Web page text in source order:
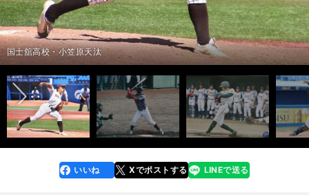
photo by Ohtomo Yoshiyuki
記事を読む＞東大の強肩捕手に巨人スカウトも熱視線。「六大学ナンバー
ワン」の声も
京都国際・森下瑠大
photo by Ohtomo Yoshiyuki
記事を読む＞山本昌が夏の甲子園12人の好投手を診断
明徳義塾・吉村優聖歩
photo by Ohtomo Yoshiyuki
記事を読む＞山本昌が夏の甲子園12人の好投手を診断
photo by Kikuchi Takahiro
記事を読む＞怪物・佐々木麟太郎だけじゃない。神宮大会で見逃せない
2022年のアマチュア球界を賑わせる大学・高校の逸材たち
photo by Kikuchi Takahiro
記事を読む＞怪物・佐々木麟太郎だけじゃない。神宮大会で見逃せない
2022年のアマチュア球界を賑わせる大学・高校の逸材たち
photo by Kikuchi Takahiro
記事を読む＞怪物・佐々木麟太郎だけじゃない。神宮大会で見逃せない
2022年のアマチュア球界を賑わせる大学・高校の逸材たち
photo by Kikuchi Takahiro
記事を読む＞怪物・佐々木麟太郎だけじゃない。神宮大会で見逃せない
2022年のアマチュア球界を賑わせる大学・高校の逸材たち
photo by Ohtomo Yoshiyuki
記事を読む＞神宮大会で評価が上昇した５人の逸材。ドラフト候補へさら
ならパワーアップに期待
photo by Ohtomo Yoshiyuki
記事を読む＞神宮大会で評価が上昇した５人の逸材。ドラフト候補へさら
ならパワーアップに期待
photo by Ohtomo Yoshiyuki
記事を読む＞神宮大会で評価が上昇した５人の逸材。ドラフト候補へさら
ならパワーアップに期待
photo by Ohtomo Yoshiyuki
記事を読む＞神宮大会で評価が上昇した５人の逸材。ドラフト候補へさら
ならパワーアップに期待
photo by kyodo News
記事を読む＞奥川恭伸、佐々木朗希の世代からまた好投手。元広陵の右腕
が脅威の完成度でドラフト上位候補に急浮上
photo by Ohtomo Yoshiyuki
記事を読む＞甲子園を沸かせた巨漢投手がついに本格化。195センチから
の速球で大学球界の精鋭たちを圧倒
photo by Ohtomo Yoshiyuki
記事を読む＞大学トップクラスの「二刀流」で話題。日体大・矢澤宏太
「投手でも野手でもドラフト１位レベルを目指す」
photo by Ohtomo Yoshiyuki
記事を読む＞これほどの投手がなぜ大学では無名だったのか。都市対抗で
好投したエイジェック左腕の正体
photo by Ohtomo Yoshiyuki
記事を読む＞プロスカウトが熱視線。都市対抗を沸かせた2022年のドラ
フト候補たち
photo by Kikuchi Takahiro
記事を読む＞「世代最強左腕」となるか。夏の甲子園でも活躍した京都国
際・森下瑠大が進化中
photo by Ohtomo Yoshiyuki
記事を読む＞高校通算44本塁打の両打ちスラッガー、中日・根尾の元チ
ームメイト…2022年のドラフト戦線を賑わす12人
photo by Ohtomo Yoshiyuki
記事を読む＞高校通算44本塁打の両打ちスラッガー、中日・根尾の元チ
ームメイト…2022年のドラフト戦線を賑わす12人
photo by Ohtomo Yoshiyuki
記事を読む＞高校通算44本塁打の両打ちスラッガー、中日・根尾の元チ
ームメイト…2022年のドラフト戦線を賑わす12人
photo by Ohtomo Yoshiyuki
記事を読む＞高校通算44本塁打の両打ちスラッガー、中日・根尾の元チ
ームメイト…2022年のドラフト戦線を賑わす12人
photo by Ohtomo Yoshiyuki
記事を読む＞神奈川の無名公立校にビッグな「二刀流」出現。スカウトも
「大化けの可能性あり」と注目
photo by Ohtomo Yoshiyuki
記事を読む＞代表候補合宿で大物スラッガーが猛烈アピール。中京大・澤
井廉は「全打席ホームランを打ちたい」
photo by Kikuchi Takahiro
記事を読む＞「離島のハンデ」を乗り越え、センバツ出場。なぜ大島高校
は甲子園までたどり着けたのか
photo by Ohtomo Yoshiyuki
記事を読む＞ドラフト上位候補、早稲田大・蛭間拓哉は「首長アバラ落と
し」と「呼吸法」で三冠王を目指す
photo by Ohtomo Yoshiyuki
記事を読む＞スカウトの評価を覆す熱投。近江の二刀流・山田陽翔が繰り
上げ出場で見せた投手としての才
photo by Ohtomo Yoshiyuki
記事を読む＞「まだプロはあきらめていません」。オーバー24、ドラフト
戦線を賑わす社会人の実力者たち
photo by Ohtomo Yoshiyuki
記事を読む＞「まだプロはあきらめていません」。オーバー24、ドラフト
戦線を賑わす社会人の実力者たち
photo by Ohtomo Yoshiyuki
記事を読む＞初戦で花巻東の佐々木麟太郎を圧倒、大会No.1右腕となる
か。市和歌山・米田天翼のすごさとは
photo by Ohtomo Yoshiyuki
記事を読む＞大学時代は栗林良吏から豪快弾。身長170センチの「和製ア
ルトゥーベ」平良竜哉はフルスイングでプロへの道を切り拓く
photo by Ohtomo Yoshiyuki
記事を読む＞大阪桐蔭・海老根優大と鳴門・前田一輝のスケールに圧倒。
ロマン溢れる大器の対決は伝説の第一章か
photo by Ohtomo Yoshiyuki
記事を読む＞大会No.1投手は誰か。山本昌の「レジェンド・レポート」
2022センバツ編
photo by Ohtomo Yoshiyuki
記事を読む＞大会No.1投手は誰か。山本昌の「レジェンド・レポート」
2022センバツ編
photo by Ohtomo Yoshiyuki
記事を読む＞大会No.1投手は誰か。山本昌の「レジェンド・レポート」
2022センバツ編
photo by Ohtomo Yoshiyuki
記事を読む＞大会No.1投手は誰か。山本昌の「レジェンド・レポート」
2022センバツ編
photo by Ohtomo Yoshiyuki
記事を読む＞大会No.1投手は誰か。山本昌の「レジェンド・レポート」
2022センバツ編
photo by Ohtomo Yoshiyuki
記事を読む＞大物不在のセンバツで「守備だけで飯を食える選手になるか
も」とスカウトが唸ったふたりの遊撃手
photo by Ohtomo Yoshiyuki
記事を読む＞大物不在のセンバツで「守備だけで飯を食える選手になるか
も」とスカウトが唸ったふたりの遊撃手
photo by Kikuchi Takahiro
記事を読む＞ルパンのように技術を盗み、カメレオンのように擬態する
男・大阪経済大の151キロ右腕は「カッコええ」プロを目指す
photo by Ohtomo Yoshiyuki
記事を読む＞神奈川の県立に最速147キロ右腕。圧巻の「27イニング57奪
三振」をマークした澤田寛太にプロ9球団が熱視線
photo by Kikuchi Takahiro
記事を読む＞２年連続ドラフト指名漏れも由規は「ポテンシャルは相当高
い」。長尾光はNPB挑戦へ「３度目の正直」なるか
photo by Kikuchi Takahiro
記事を読む＞強肩・強打の「控え捕手」。上武大のドラフト候補は不遇に
も負けずたしかな実力と献身力でプロへ着々
photo by Takagi Yu
記事を読む＞22歳になった元スーパー中学生。かつてのチームメイトがい
るNPBの世界へ「最後まであきらめない」
photo by Kikuchi Takahiro
記事を読む＞元日本ハム芝草宇宙もほれ込む逸材。帝京長岡の145キロ右
腕は歴史を動かせるか
photo by Ohtomo Yoshiyuki
記事を読む＞プロ注目左腕に起きた悲劇。亜細亜大の指揮官が悔やむ「パ
フォーマンス向上の落とし穴」
photo by Kikuchi Takahiro
記事を読む＞日本文理・田中晴也は投打で全国クラスの逸材。新潟の高校
生として初のドラフト１位も視野に
photo by Kikuchi Takahiro
記事を読む＞苫小牧中央の150キロ右腕・斉藤優汰がワインドアップに詰
め込んだデッカい夢。地を這う速球でプロを目指す
photo by Ohtomo Yoshiyuki
記事を読む＞153キロ右腕、忍者、鳥谷敬の再来…大学野球選手権で見逃
せないドラフト候補たち
photo by Ohtomo Yoshiyuki
記事を読む＞153キロ右腕、忍者、鳥谷敬の再来…大学野球選手権で見逃
せないドラフト候補たち
photo by Ohtomo Yoshiyuki
記事を読む＞153キロ右腕、忍者、鳥谷敬の再来…大学野球選手権で見逃
せないドラフト候補たち
photo by Ohtomo Yoshiyuki
記事を読む＞153キロ右腕、忍者、鳥谷敬の再来…大学野球選手権で見逃
せないドラフト候補たち
photo by Ohtomo Yoshiyuki
記事を読む＞153キロ右腕、忍者、鳥谷敬の再来…大学野球選手権で見逃
せないドラフト候補たち
photo by Ohtomo Yoshiyuki
記事を読む＞153キロ右腕、忍者、鳥谷敬の再来…大学野球選手権で見逃
せないドラフト候補たち
photo by Ohtomo Yoshiyuki
記事を読む＞153キロ右腕、忍者、鳥谷敬の再来…大学野球選手権で見逃
せないドラフト候補たち
photo by Ohtomo Yoshiyuki
記事を読む＞153キロ右腕、忍者、鳥谷敬の再来…大学野球選手権で見逃
せないドラフト候補たち
photo by Ohtomo Yoshiyuki
記事を読む＞153キロ右腕、忍者、鳥谷敬の再来…大学野球選手権で見逃
せないドラフト候補たち
photo by Ohtomo Yoshiyuki
記事を読む＞153キロ右腕、忍者、鳥谷敬の再来…大学野球選手権で見逃
せないドラフト候補たち
photo by Ohtomo Yoshiyuki
記事を読む＞153キロ右腕、忍者、鳥谷敬の再来…大学野球選手権で見逃
せないドラフト候補たち
photo by Kikuchi Takahiro
記事を読む＞ドラフト戦線で北海道が熱い。脅威の20奪三振男、離島の快
速左腕など大勢のスカウトが集結
photo by Kikuchi Takahiro
記事を読む＞ドラフト戦線で北海道が熱い。脅威の20奪三振男、離島の快
速左腕など大勢のスカウトが集結
photo by Kikuchi Takahiro
記事を読む＞名門校から勧誘が続々。怪童・内藤鵬はなぜ日本航空石川を
選んだのか。「どの高校に行くにしても、入ってからの自分次第」
photo by Ohtomo Yoshiyuki
記事を読む＞大学野球選手権で評価が上昇、ドラフト上位候補の投手３
人。敵将も「絶対打てない」直球に脱帽
photo by Ohtomo Yoshiyuki
記事を読む＞大学野球選手権で評価が上昇、ドラフト上位候補の投手３
人。敵将も「絶対打てない」直球に脱帽
photo by Ohtomo Yoshiyuki
記事を読む＞大学野球選手権で評価が上昇、ドラフト上位候補の投手３
人。敵将も「絶対打てない」直球に脱帽
photo by Ohtomo Yoshiyuki
記事を読む＞身長166センチの名手、大会打率８割、超強肩捕手…大学野
球選手権で猛アピールした４人のドラフト候補
photo by Ohtomo Yoshiyuki
記事を読む＞身長166センチの名手、大会打率８割、超強肩捕手…大学野
球選手権で猛アピールした４人のドラフト候補
photo by Ohtomo Yoshiyuki
記事を読む＞身長166センチの名手、大会打率８割、超強肩捕手…大学野
球選手権で猛アピールした４人のドラフト候補
photo by Ohtomo Yoshiyuki
記事を読む＞身長166センチの名手、大会打率８割、超強肩捕手…大学野
球選手権で猛アピールした４人のドラフト候補
photo by Kikuchi Takahiro
記事を読む＞高校入学時は最速107キロの投手、大学時代に引退勧告を受
けた強打者…BC群馬からNPB入りを目指す非エリートの挑戦
photo by Kikuchi Takahiro
記事を読む＞高校入学時は最速107キロの投手、大学時代に引退勧告を受
けた強打者…BC群馬からNPB入りを目指す非エリートの挑戦
photo by Kikuchi Takahiro
記事を読む＞高校で野球をやめるはずが大学でドラフト候補に。名打撃コ
ーチの指導で大阪観光大の久保修が頭角を現した
photo by Kikuchi Takahiro
記事を読む＞最速148キロで一躍ドラフト候補に。常葉菊川のサイドスロ
ー・安西叶翔はポテンシャルの塊
photo by Ohtomo Yoshiyuki
記事を読む＞トヨタ自動車の「スライダーを捨てた男」が都市対抗で圧巻
投球。アクシデント降板もドラフト上位候補に急浮上
photo by Kikuchi Takahiro
記事を読む＞スカウトが「素材はすばらしい」と称賛。北陵のドラフト候
補左腕・石橋駿は強気な面持ちとクレバーな投球でギャップも魅力
photo by Kikuchi Takahiro
記事を読む＞東筑のテクニカルマニア・高崎陽登が目論む夢。「プロに行
って、有名投手の動画を撮りまくりたい」
photo by Nikkan sports
記事を読む＞北の快腕トリオ、152キロ右腕、柳田悠岐２世…地方大会で
敗れ去ったプロ注目の逸材たち
photo by Taguchi Genki
記事を読む＞野球人生最大の挫折を乗り越え、聖光学院・山浅龍之介が目
指す世代ナンバーワン捕手の座
photo by Ohtomo Yoshiyuki
記事を読む＞この夏の主役候補、日本文理・田中晴也の短すぎた夏。甲子
園での敗戦は「伝説」の序章にすぎない
記事を読む＞希望しかなかった東海大菅生の大器が、絶望を経て再起する
まで。甲子園は逃すも元プロ指揮官は「素材は高校生投手でナンバーワ
ン」
photo by Ohtomo Yoshiyuki
記事を読む＞近江・山田陽翔からタイムリーも２三振。「鳴門のラオウ」
前田一輝をオリックススカウトはどう評価したのか？
photo by Ohtomo Yoshiyuki
記事を読む＞山本由伸投法で世界が一変。投手に乗り気じゃなかった富島
のエース・日高暖己は最速148キロのドラフト候補となった
photo by Ohtomo Yoshiyuki
記事を読む＞高松商・浅野翔吾は小学生時から95本塁打。甲子園でのホー
ムランに「球場の空気が変わった」
photo by Shimamura Seiya
記事を読む＞元ヤクルト近藤一樹がプロ入りを目指す教え子・近藤壱来を
あえて放置した理由
photo by Kikuchi Takahiro
記事を読む＞原石の宝庫・青森大からまたドラフト候補。驚異の身体能力
を誇る名原典彦はプロにたどり着けるか
国士舘高校・小笠原天汰
前へ
faceboo
k
いいね Xでポストする
line LINEで送る